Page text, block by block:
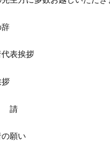
表挨拶
請
願い